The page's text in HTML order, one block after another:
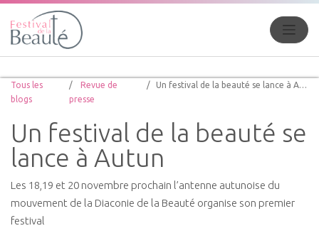
Tous les
blogs
Revue de
presse
Un festival de la beauté se lance à Autun
Un festival de la beauté se
lance à Autun
Les 18,19 et 20 novembre prochain l’antenne autunoise du
mouvement de la Diaconie de la Beauté organise son premier
festival